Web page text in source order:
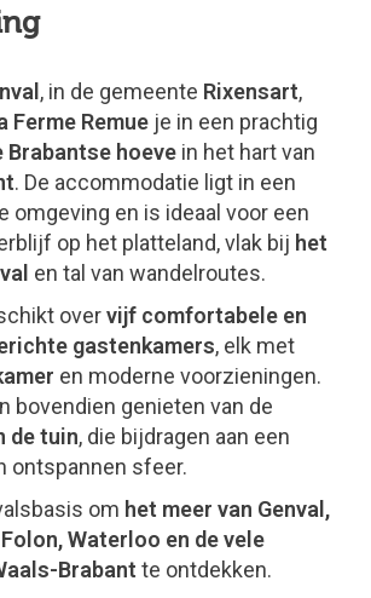
, in de gemeente Rixensart,
Ferme Remue je in een prachtig
Brabantse hoeve in het hart van
. De accommodatie ligt in een
omgeving en is ideaal voor een
op het platteland, vlak bij het
en tal van wandelroutes.
overvijf comfortabele en
gastenkamers, elk met
en moderne voorzieningen.
bovendien genieten van de
de tuin, die bijdragen aan een
ontspannen sfeer.
om het meer van Genval,
Waterloo en de vele
Brabant te ontdekken.